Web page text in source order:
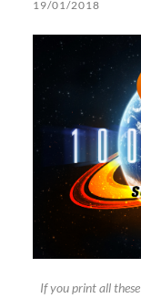
19/01/2018
If you print all